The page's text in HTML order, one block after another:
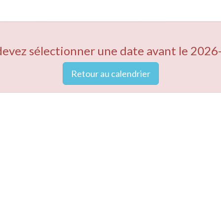
sélectionner une date avant le
Retour au calendrier